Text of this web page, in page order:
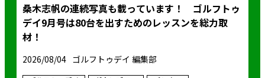
桑木志帆の連続写真も載っています！ ゴルフトゥ
デイ9月号は80台を出すためのレッスンを総力取
材！
2026/08/04 ゴルフトゥデイ 編集部